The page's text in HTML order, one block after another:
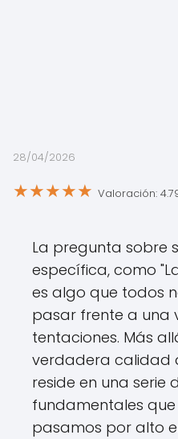
28/04/2026
★★★★★ Valoración:
La pregunta sobre
específica, como
es algo que todos
pasar frente a una
tentaciones. Más
verdadera calidad
reside en una serie
fundamentales
pasamos por alto